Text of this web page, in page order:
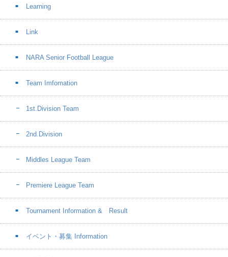
Learning
Link
NARA Senior Football League
Team Imfomation
1st.Division Team
2nd.Division
Middles League Team
Premiere League Team
Tournament Information & Result
イベント・募集 Information